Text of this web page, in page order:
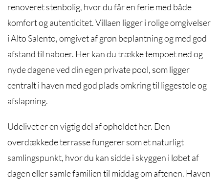
renoveret stenbolig, hvor du får en ferie med både
komfort og autenticitet. Villaen ligger i rolige omgivelser
i Alto Salento, omgivet af grøn beplantning og med god
afstand til naboer. Her kan du trække tempoet ned og
nyde dagene ved din egen private pool, som ligger
centralt i haven med god plads omkring til liggestole og
afslapning.
Udelivet er en vigtig del af opholdet her. Den
overdækkede terrasse fungerer som et naturligt
samlingspunkt, hvor du kan sidde i skyggen i løbet af
dagen eller samle familien til middag om aftenen. Haven